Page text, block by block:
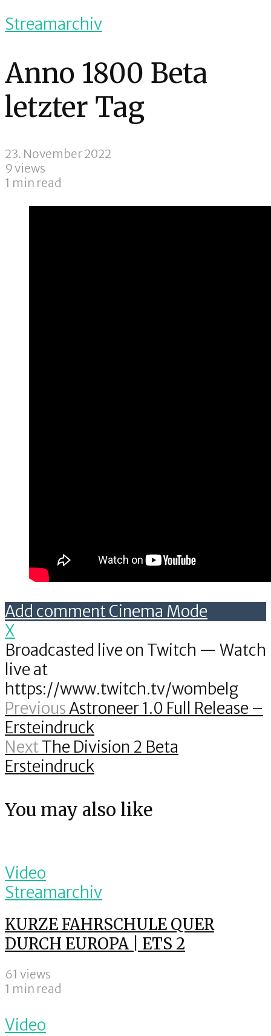
Streamarchiv
Anno 1800 Beta
letzter Tag
23. November 2022
9 views
1 min read
Add commentCinema Mode
X
Broadcasted live on Twitch — Watch
live at
https://www.twitch.tv/wombelg
PreviousAstroneer 1.0 Full Release –
Ersteindruck
NextThe Division 2 Beta
Ersteindruck
You may also like
Video
Streamarchiv
KURZE FAHRSCHULE QUER
DURCH EUROPA | ETS 2
61 views
1 min read
Video